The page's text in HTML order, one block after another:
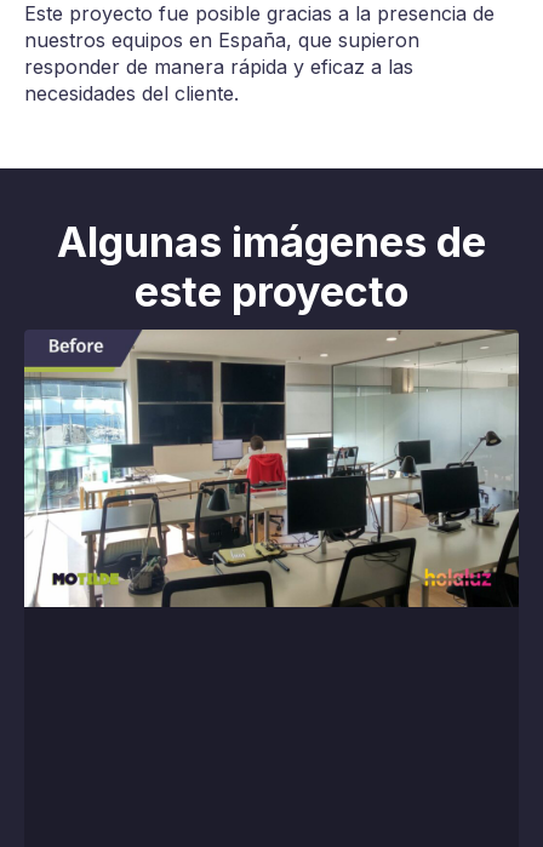
Este proyecto fue posible gracias a la presencia de
nuestros equipos en España, que supieron
responder de manera rápida y eficaz a las
necesidades del cliente.
Algunas imágenes de
este proyecto